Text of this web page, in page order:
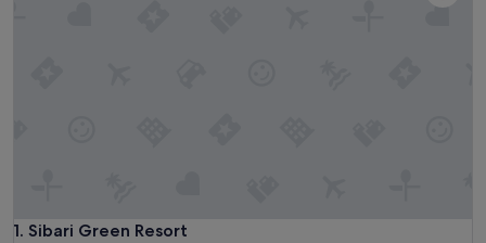
1. Sibari Green Resort
Sibari Green Resort